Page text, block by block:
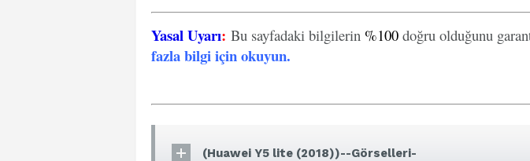
Yasal Uyarı: Bu sayfadaki bilgilerin %100 doğru olduğunu
fazla bilgi için okuyun.
(Huawei Y5 lite (2018))--Görselleri-